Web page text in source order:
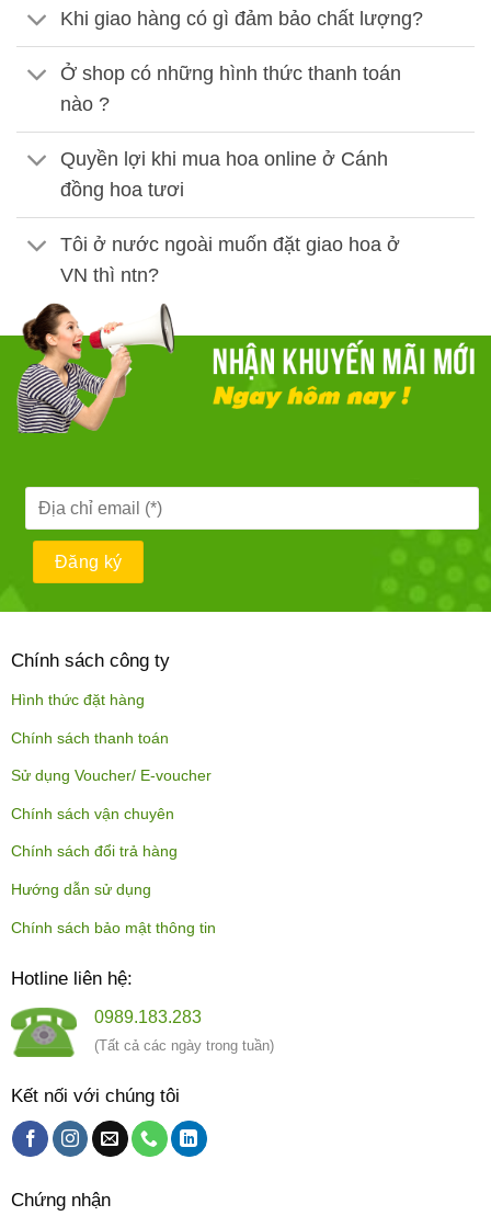
Khi giao hàng có gì đảm bảo chất lượng?
Ở shop có những hình thức thanh toán
nào ?
Quyền lợi khi mua hoa online ở Cánh
đồng hoa tươi
Tôi ở nước ngoài muốn đặt giao hoa ở
VN thì ntn?
Chính sách công ty
Hình thức đặt hàng
Chính sách thanh toán
Sử dụng Voucher/ E-voucher
Chính sách vận chuyên
Chính sách đổi trả hàng
Hướng dẫn sử dụng
Chính sách bảo mật thông tin
Hotline liên hệ:
0989.183.283
(Tất cả các ngày trong tuần)
Kết nối với chúng tôi
Chứng nhận